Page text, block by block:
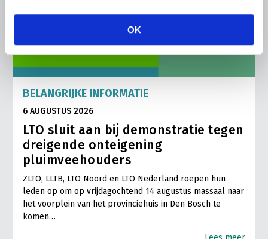
OK
BELANGRIJKE INFORMATIE
6 AUGUSTUS 2026
LTO sluit aan bij demonstratie tegen
dreigende onteigening
pluimveehouders
ZLTO, LLTB, LTO Noord en LTO Nederland roepen hun
leden op om op vrijdagochtend 14 augustus massaal naar
het voorplein van het provinciehuis in Den Bosch te
komen…